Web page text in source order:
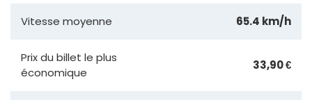
Vitesse moyenne 65.4 km/h
Prix du billet le plus
économique
33,90 €